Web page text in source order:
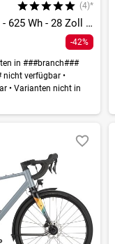
(4)*
E-Horizon Sport 6 Gent - 625 Wh - 28 Zoll - Diamant
-42%
in ###branch###
verfügbar •
•Varianten nicht in